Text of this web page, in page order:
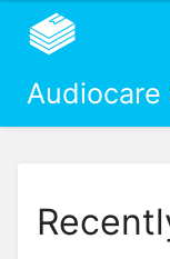
Audiocare